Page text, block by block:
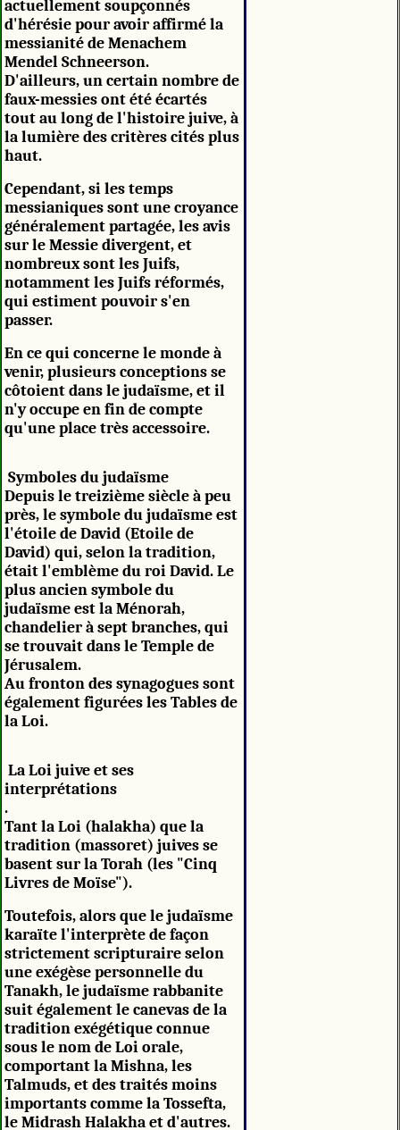
actuellement soupçonnés
d'hérésie pour avoir affirmé la
messianité de Menachem
Mendel Schneerson.
D'ailleurs, un certain nombre de
faux-messies ont été écartés
tout au long de l'histoire juive, à
la lumière des critères cités plus
haut.
Cependant, si les temps
messianiques sont une croyance
généralement partagée, les avis
sur le Messie divergent, et
nombreux sont les Juifs,
notamment les Juifs réformés,
qui estiment pouvoir s'en
passer.
En ce qui concerne le monde à
venir, plusieurs conceptions se
côtoient dans le judaïsme, et il
n'y occupe en fin de compte
qu'une place très accessoire.
Symboles du judaïsme
Depuis le treizième siècle à peu
près, le symbole du judaïsme est
l'étoile de David (Etoile de
David) qui, selon la tradition,
était l'emblème du roi David. Le
plus ancien symbole du
judaïsme est la Ménorah,
chandelier à sept branches, qui
se trouvait dans le Temple de
Jérusalem.
Au fronton des synagogues sont
également figurées les Tables de
la Loi.
La Loi juive et ses
interprétations
.
Tant la Loi (halakha) que la
tradition (massoret) juives se
basent sur la Torah (les "Cinq
Livres de Moïse").
Toutefois, alors que le judaïsme
karaïte l'interprète de façon
strictement scripturaire selon
une exégèse personnelle du
Tanakh, le judaïsme rabbanite
suit également le canevas de la
tradition exégétique connue
sous le nom de Loi orale,
comportant la Mishna, les
Talmuds, et des traités moins
importants comme la Tossefta,
le Midrash Halakha et d'autres.